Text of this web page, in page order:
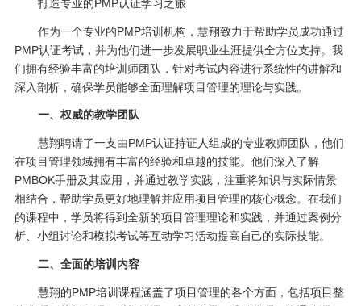
打造专业的PMP认证学习之旅
作为一个专业的PMP培训机构，慧翔致力于帮助学员成功通过
PMP认证考试，并为他们进一步发展职业生涯提供全方位支持。我
们拥有经验丰富的培训师团队，针对考试内容进行系统性的讲解和
深入剖析，确保学员能够全面理解项目管理的理论与实践。
一、权威的教学团队
慧翔聘请了一支由PMP认证持证人组成的专业教师团队，他们
在项目管理领域拥有丰富的经验和卓越的技能。他们深入了解
PMBOK手册及其应用，并通过教学实践，注重将知识与实际情景
相结合，帮助学员更好地理解并应用项目管理的核心概念。在我们
的课程中，学员将得到全新的项目管理理论和实践，并通过案例分
析、小组讨论和模拟考试等互动学习活动提高自己的实际技能。
二、全面的培训内容
慧翔的PMP培训课程涵盖了项目管理的各个方面，包括项目整